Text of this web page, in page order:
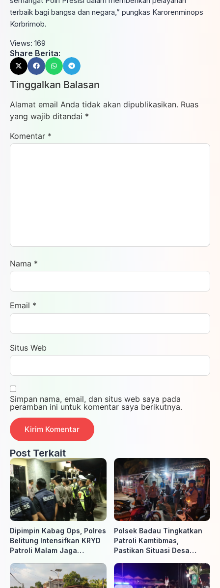
terbaik bagi bangsa dan negara,” pungkas Karorenminops
Korbrimob.
Views: 169
Share Berita:
Tinggalkan Balasan
Alamat email Anda tidak akan dipublikasikan. Ruas
yang wajib ditandai *
Komentar *
Nama *
Email *
Situs Web
Simpan nama, email, dan situs web saya pada
peramban ini untuk komentar saya berikutnya.
Post Terkait
Dipimpin Kabag Ops, Polres
Belitung Intensifkan KRYD
Patroli Malam Jaga
Polsek Badau Tingkatkan
Patroli Kamtibmas,
Pastikan Situasi Desa